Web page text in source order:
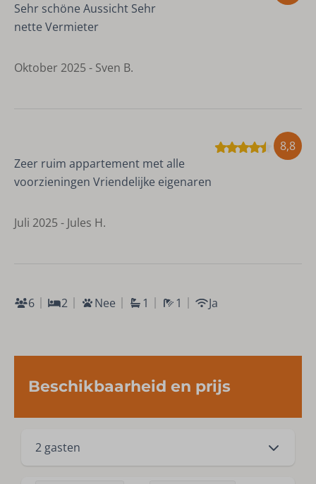
Sehr schöne Aussicht Sehr
nette Vermieter
Oktober 2025 - Sven B.
8,8
Zeer ruim appartement met alle
voorzieningen Vriendelijke eigenaren
Juli 2025 - Jules H.
6 2 Nee 1 1 Ja
Beschikbaarheid en prijs
2 gasten